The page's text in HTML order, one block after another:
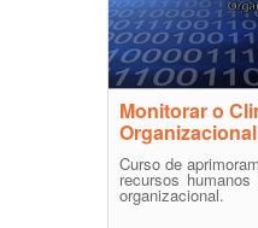
Monitorar o
Organizacional
Curso de
recursos
organizacional.